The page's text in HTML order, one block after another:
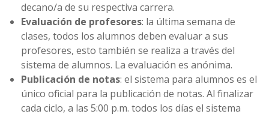
decano/a de su respectiva carrera.
Evaluación de profesores: la última semana de
clases, todos los alumnos deben evaluar a sus
profesores, esto también se realiza a través del
sistema de alumnos. La evaluación es anónima.
Publicación de notas: el sistema para alumnos es el
único oficial para la publicación de notas. Al finalizar
cada ciclo, a las 5:00 p.m. todos los días el sistema